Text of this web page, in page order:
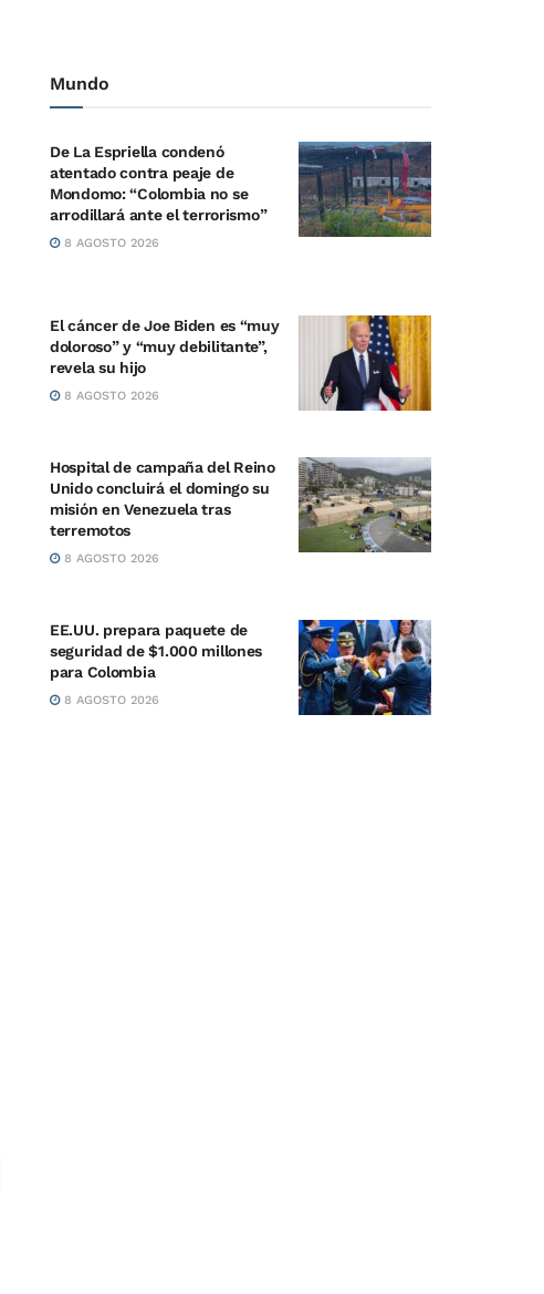
Mundo
De La Espriella condenó
atentado contra peaje de
Mondomo: “Colombia no se
arrodillará ante el terrorismo”
8 AGOSTO 2026
El cáncer de Joe Biden es “muy
doloroso” y “muy debilitante”,
revela su hijo
8 AGOSTO 2026
Hospital de campaña del Reino
Unido concluirá el domingo su
misión en Venezuela tras
terremotos
8 AGOSTO 2026
EE.UU. prepara paquete de
seguridad de $1.000 millones
para Colombia
8 AGOSTO 2026